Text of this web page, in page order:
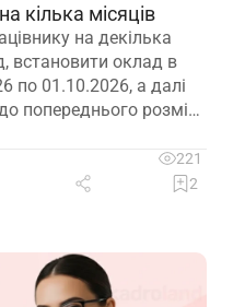
кілька місяців
на декілька
встановити оклад в
по 01.10.2026, а далі
попереднього розміру
221
2